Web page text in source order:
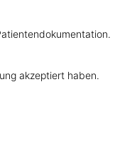
akzeptiert haben.